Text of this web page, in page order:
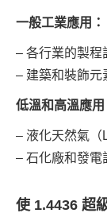
一般工業應用：
– 各行業的製程
– 建築和裝飾元
低溫和高溫應用
– 液化天然氣（
– 石化廠和發電
使 1.4436 超